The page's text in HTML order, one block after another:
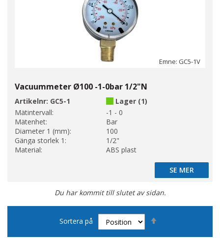
Emne: GC5-1V
Vacuummeter Ø100 -1-0bar 1/2"N
Artikelnr: GC5-1
Lager (1)
Mätintervall:
-1 - 0
Mätenhet:
Bar
Diameter 1 (mm):
100
Gänga storlek 1:
1/2"
Material:
ABS plast
SE MER
SE MER
Du har kommit till slutet av sidan.
Sortera på